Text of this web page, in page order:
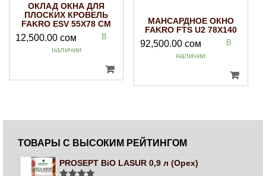
ОКЛАД ОКНА ДЛЯ
ПЛОСКИХ КРОВЕЛЬ
FAKRO ESV 55Х78 СМ
12,500.00 сом
В
наличии
МАНСАРДНОЕ ОКНО
FAKRO FTS U2 78Х140
92,500.00 сом
В
наличии
ТОВАРЫ С ВЫСОКИМ РЕЙТИНГОМ
PROSEPT BiO LASUR 0,9 л (Орех)